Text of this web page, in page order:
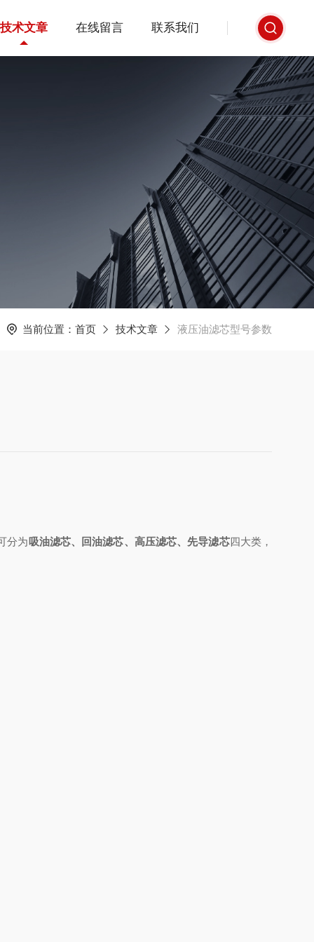
技术文章 在线留言 联系我们
当前位置： 首页 技术文章 液压油滤芯型号参数
分为吸油滤芯、回油滤芯、高压滤芯、先导滤芯四大类，